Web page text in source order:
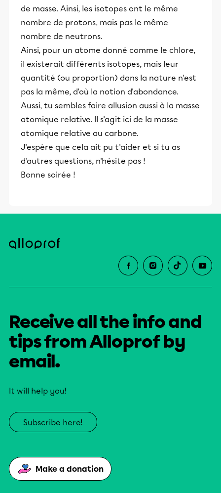
de masse. Ainsi, les isotopes ont le même
nombre de protons, mais pas le même
nombre de neutrons.
Ainsi, pour un atome donné comme le chlore,
il existerait différents isotopes, mais leur
quantité (ou proportion) dans la nature n'est
pas la même, d'où la notion d'abondance.
Aussi, tu sembles faire allusion aussi à la masse
atomique relative. Il s'agit ici de la masse
atomique relative au carbone.
J'espère que cela ait pu t'aider et si tu as
d'autres questions, n'hésite pas !
Bonne soirée !
Receive all the info and
tips from Alloprof by
email.
It will help you!
Subscribe here!
Make a donation